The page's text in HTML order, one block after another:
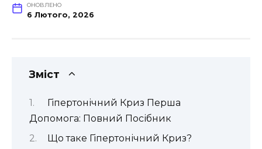
ОНОВЛЕНО
6 Лютого, 2026
Зміст
Гіпертонічний Криз Перша
Допомога: Повний Посібник
Що таке Гіпертонічний Криз?